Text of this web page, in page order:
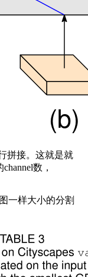
拼接。这就是就
数，
一样大小的分割